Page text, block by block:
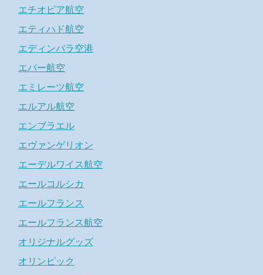
エチオピア航空
エティハド航空
エディンバラ空港
エバー航空
エミレーツ航空
エルアル航空
エンブラエル
エヴァンゲリオン
エーデルワイス航空
エールコルシカ
エールフランス
エールフランス航空
オリジナルグッズ
オリンピック